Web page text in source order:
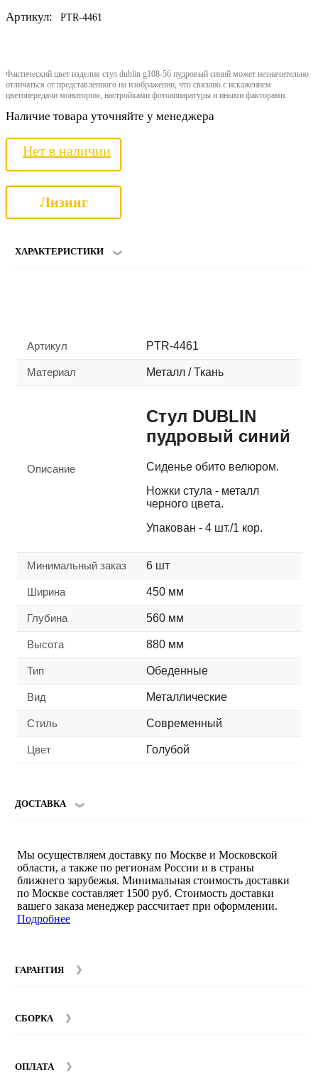
Артикул: PTR-4461
Фактический цвет изделия стул dublin g108-56 пудровый синий может незначительно
отличаться от представленного на изображении, что связано с искажением
цветопередачи монитором, настройками фотоаппаратуры и иными факторами.
Наличие товара уточняйте у менеджера
Нет в наличии
Лизинг
ХАРАКТЕРИСТИКИ
Артикул PTR-4461
Материал Металл / Ткань
Описание
Стул DUBLIN
пудровый синий
Сиденье обито велюром.
Ножки стула - металл
черного цвета.
Упакован - 4 шт./1 кор.
Минимальный заказ 6 шт
Ширина 450 мм
Глубина 560 мм
Высота 880 мм
Тип Обеденные
Вид Металлические
Стиль Современный
Цвет Голубой
ДОСТАВКА
Мы осуществляем доставку по Москве и Московской
области, а также по регионам России и в страны
ближнего зарубежья. Минимальная стоимость доставки
по Москве составляет 1500 руб. Стоимость доставки
вашего заказа менеджер рассчитает при оформлении.
Подробнее
ГАРАНТИЯ
составляет 12 месяцев с момента покупки при
СБОРКА
Стоимость сборки зависит от количества и моделей
ОПЛАТА